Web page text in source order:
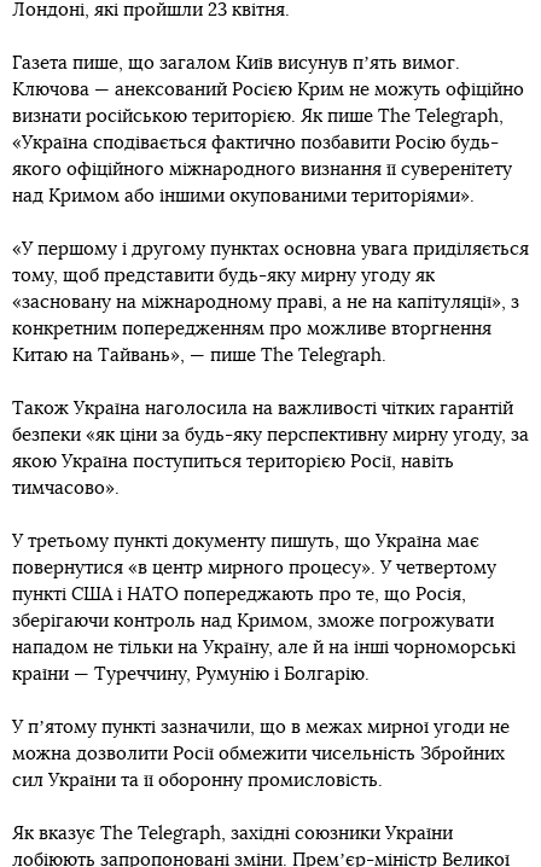
Лондоні, які пройшли 23 квітня.
Газета пише, що загалом Київ висунув пʼять вимог.
Ключова — анексований Росією Крим не можуть офіційно
визнати російською територією. Як пише The Telegraph,
«Україна сподівається фактично позбавити Росію будь-
якого офіційного міжнародного визнання її суверенітету
над Кримом або іншими окупованими територіями».
«У першому і другому пунктах основна увага приділяється
тому, щоб представити будь-яку мирну угоду як
«засновану на міжнародному праві, а не на капітуляції», з
конкретним попередженням про можливе вторгнення
Китаю на Тайвань», — пише The Telegraph.
Також Україна наголосила на важливості чітких гарантій
безпеки «як ціни за будь-яку перспективну мирну угоду, за
якою Україна поступиться територією Росії, навіть
тимчасово».
У третьому пункті документу пишуть, що Україна має
повернутися «в центр мирного процесу». У четвертому
пункті США і НАТО попереджають про те, що Росія,
зберігаючи контроль над Кримом, зможе погрожувати
нападом не тільки на Україну, але й на інші чорноморські
країни — Туреччину, Румунію і Болгарію.
У пʼятому пункті зазначили, що в межах мирної угоди не
можна дозволити Росії обмежити чисельність Збройних
сил України та її оборонну промисловість.
Як вказує The Telegraph, західні союзники України
лобіюють запропоновані зміни. Премʼєр-міністр Великої